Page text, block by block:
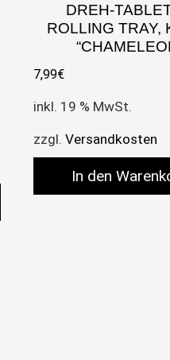
DREH-
ROLLING TRAY,
7,99€
inkl. 19 % MwSt.
zzgl.Versandkosten
In den